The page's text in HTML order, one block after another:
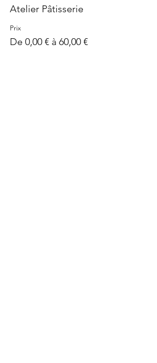
Atelier Pâtisserie
Prix
De 0,00 € à 60,00 €